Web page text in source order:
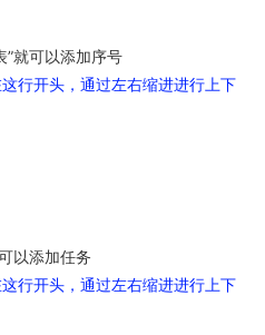
”就可以添加序号
行开头，通过左右缩进进行上下
以添加任务
行开头，通过左右缩进进行上下